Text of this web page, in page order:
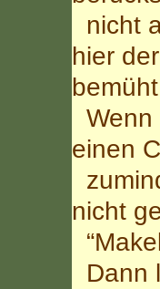
nicht
hier
einen
nicht
Dann